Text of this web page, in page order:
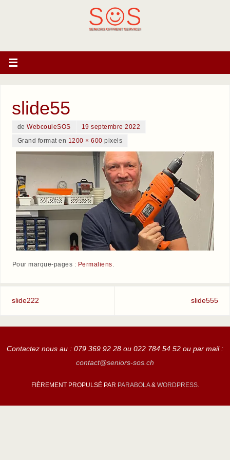
slide55
deWebcouleSOS
19 septembre 2022
Grand format en 1200 × 600 pixels
Pour marque-pages : Permaliens.
slide222 slide555
Contactez nous au : 079 369 92 28 ou 022 784 54 52 ou par mail :
contact@seniors-sos.ch
FIÈREMENT PROPULSÉ PAR PARABOLA& WORDPRESS.